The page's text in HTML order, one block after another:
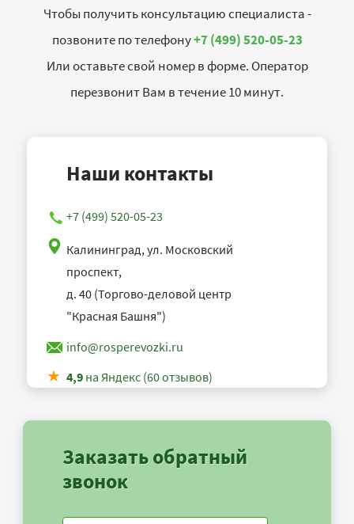
Чтобы получить консультацию специалиста -
позвоните по телефону+7 (499) 520-05-23
Или оставьте свой номер в форме. Оператор
перезвонит Вам в течение 10 минут.
Наши контакты
+7 (499) 520-05-23
Калининград, ул. Московский
проспект,
д. 40 (Торгово-деловой центр
"Красная Башня")
info@rosperevozki.ru
4,9 на Яндекс (60 отзывов)
Заказать обратный
звонок